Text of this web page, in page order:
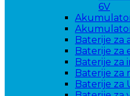
6V
Baterije za
Baterije za
Baterije za
Baterije za
Baterije za